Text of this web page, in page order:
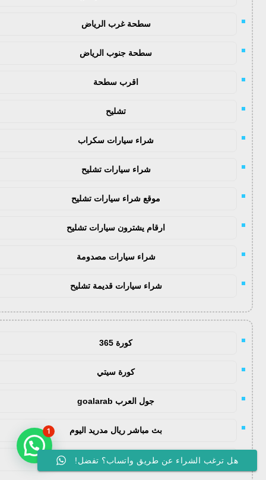
سطحة غرب الرياض
سطحة جنوب الرياض
اقرب سطحة
تشليح
شراء سيارات سكراب
شراء سيارات تشليح
موقع شراء سيارات تشليح
ارقام يشترون سيارات تشليح
شراء سيارات مصدومة
شراء سيارات قديمة تشليح
كورة 365
كورة سيتي
جول العرب goalarab
بث مباشر ريال مدريد اليوم
يلا لايف
هل ترغب الشراء عن طريق واتساب؟ تفضل!
1